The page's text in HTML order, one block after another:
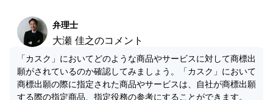
弁理士
大瀬 佳之のコメント
「カスク」においてどのような商品やサービスに対して商標出
願がされているのか確認してみましょう。「カスク」において
商標出願の際に指定された商品やサービスは、自社が商標出願
する際の指定商品、指定役務の参考にすることができます。